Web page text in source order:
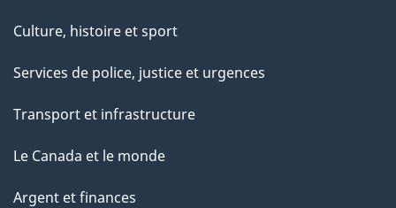
Culture, histoire et sport
Services de police, justice et urgences
Transport et infrastructure
Le Canada et le monde
Argent et finances